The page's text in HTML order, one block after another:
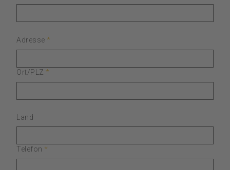
Adresse *
Ort/PLZ *
Land
Telefon *